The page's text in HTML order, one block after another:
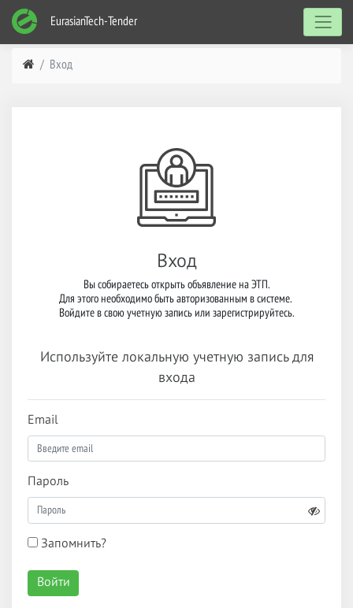
EurasianTech-Tender
Вход
Вход
Вы собираетесь открыть объявление на ЭТП.
Для этого необходимо быть авторизованным в системе.
Войдите в свою учетную запись или зарегистрируйтесь.
Используйте локальную учетную запись для
входа
Email
Пароль
Запомнить?
Войти